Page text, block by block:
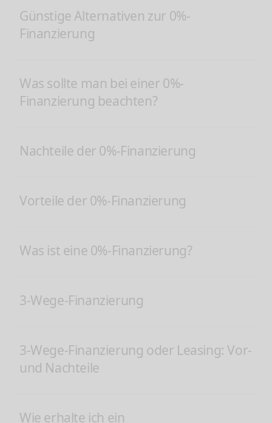
Günstige Alternativen zur 0%-
Finanzierung
Was sollte man bei einer 0%-
Finanzierung beachten?
Nachteile der 0%-Finanzierung
Vorteile der 0%-Finanzierung
Was ist eine 0%-Finanzierung?
3-Wege-Finanzierung
3-Wege-Finanzierung oder Leasing: Vor-
und Nachteile
Wie erhalte ich ein